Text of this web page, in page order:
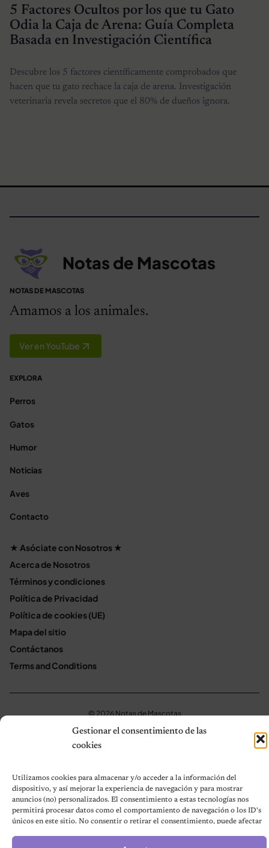
Gestionar el consentimiento de las
cookies
Utilizamos cookies para almacenar y/o acceder a la información del
dispositivo, y así mejorar la experiencia de navegación y para mostrar
anuncios (no) personalizados. El consentimiento a estas tecnologías nos
permitirá procesar datos como el comportamiento de navegación o los ID's
únicos en este sitio. No consentir o retirar el consentimiento, puede afectar
5 Factores Ocultos por los que tu Gato
Odia la Caja de Arena: Guía Completa
Basada en Investigación Científica
Descubre los 5 factores científicamente comprobados que
hacen que tu gato rechace la caja de arena. Investigación
veterinaria revela secretos que el 80% de dueños ignora.
Notas de Mascotas
NOTAS DE MASCOTAS
Amamos a los animales.
Ver en YouTube
EXPLORA
Perros
Gatos
Humor
Noticias
Aves
Contacto
★ Asóciate con Nosotros ★
Acerca de Nosotros
Términos y condiciones
Política de Privacidad
Política de cookies (UE)
Mapa del sitio
Contáctanos
Terms and Conditions
© 2026 Notas de Mascotas
Política de privacidad